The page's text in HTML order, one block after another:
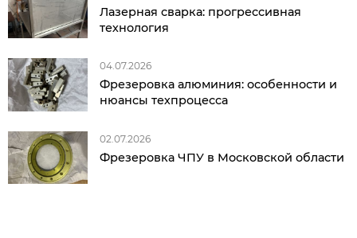
Лазерная сварка: прогрессивная
технология
04.07.2026
Фрезеровка алюминия: особенности и
нюансы техпроцесса
02.07.2026
Фрезеровка ЧПУ в Московской области